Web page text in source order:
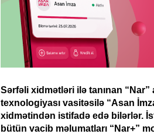
Sərfəli xidmətləri ilə tanınan “Nar”
texnologiyası vasitəsilə “Asan
xidmətindən istifadə edə bilərlər.
bütün vacib məlumatları “Nar+”